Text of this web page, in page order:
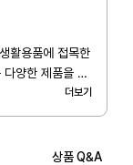
활용품에 접목한
양한 제품을 제
더보기
상품 Q&A